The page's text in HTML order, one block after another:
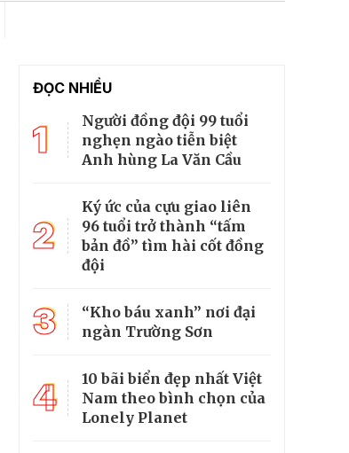
ĐỌC NHIỀU
1
Người đồng đội 99 tuổi
nghẹn ngào tiễn biệt
Anh hùng La Văn Cầu
2
Ký ức của cựu giao liên
96 tuổi trở thành “tấm
bản đồ” tìm hài cốt đồng
đội
3
“Kho báu xanh” nơi đại
ngàn Trường Sơn
4
10 bãi biển đẹp nhất Việt
Nam theo bình chọn của
Lonely Planet